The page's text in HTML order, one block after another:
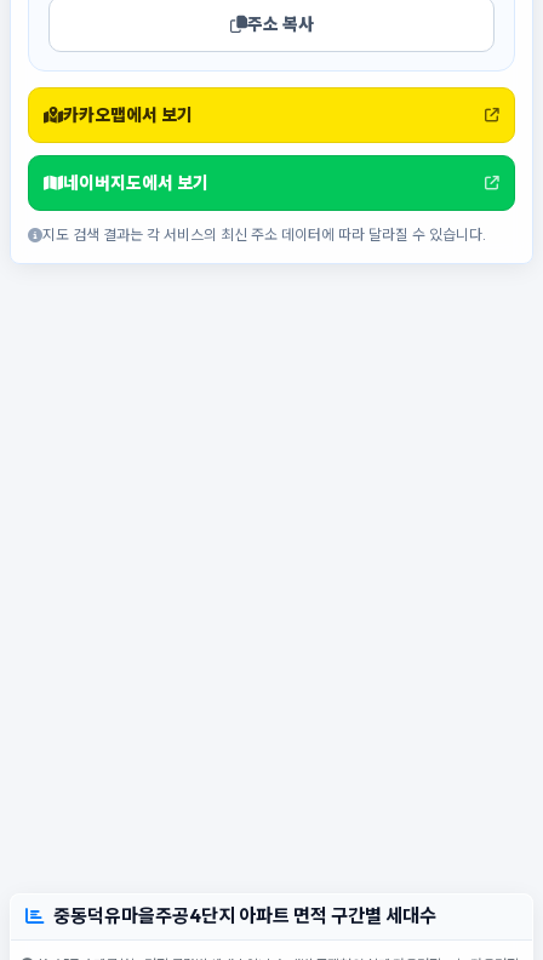
주소 복사
카카오맵에서 보기
네이버지도에서 보기
지도 검색 결과는 각 서비스의 최신 주소 데이터에 따라 달라질 수 있습니다.
중동덕유마을주공4단지 아파트 면적 구간별 세대수